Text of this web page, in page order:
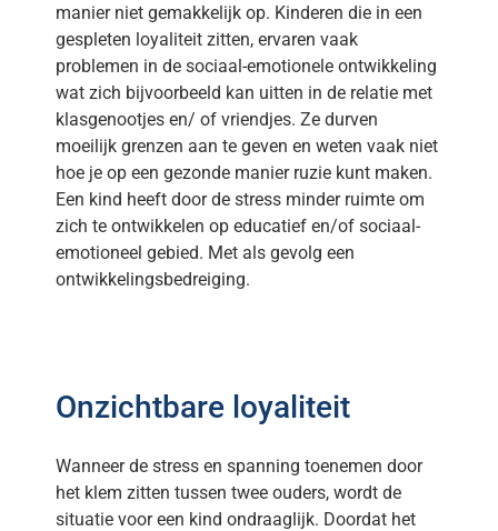
manier niet gemakkelijk op. Kinderen die in een
gespleten loyaliteit zitten, ervaren vaak
problemen in de sociaal-emotionele ontwikkeling
wat zich bijvoorbeeld kan uitten in de relatie met
klasgenootjes en/ of vriendjes. Ze durven
moeilijk grenzen aan te geven en weten vaak niet
hoe je op een gezonde manier ruzie kunt maken.
Een kind heeft door de stress minder ruimte om
zich te ontwikkelen op educatief en/of sociaal-
emotioneel gebied. Met als gevolg een
ontwikkelingsbedreiging.
Onzichtbare loyaliteit
Wanneer de stress en spanning toenemen door
het klem zitten tussen twee ouders, wordt de
situatie voor een kind ondraaglijk. Doordat het